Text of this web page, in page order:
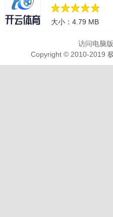
大小：4.79 MB
访问电脑版
Copyright © 2010-2019